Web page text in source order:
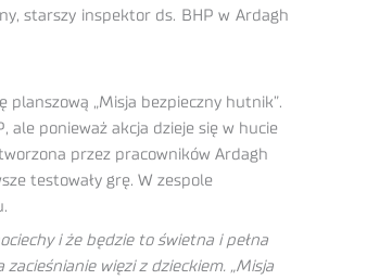
starszy inspektor ds. BHP w Ardagh
„Misja bezpieczny hutnik”.
ale ponieważ akcja dzieje się w hucie
przez pracowników Ardagh
testowały grę. W zespole
i że będzie to świetna i pełna
więzi z dzieckiem. „Misja